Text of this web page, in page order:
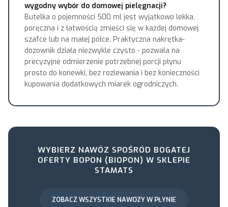
wygodny wybór do domowej pielęgnacji?
Butelka o pojemności 500 ml jest wyjątkowo lekka,
poręczna i z łatwością zmieści się w każdej domowej
szafce lub na małej półce. Praktyczna nakrętka-
dozownik działa niezwykle czysto - pozwala na
precyzyjne odmierzenie potrzebnej porcji płynu
prosto do konewki, bez rozlewania i bez konieczności
kupowania dodatkowych miarek ogrodniczych.
WYBIERZ NAWÓZ SPOŚRÓD BOGATEJ
OFERTY BOPON (BIOPON) W SKLEPIE
STAMATS
ZOBACZ WSZYSTKIE NAWOZY W PŁYNIE